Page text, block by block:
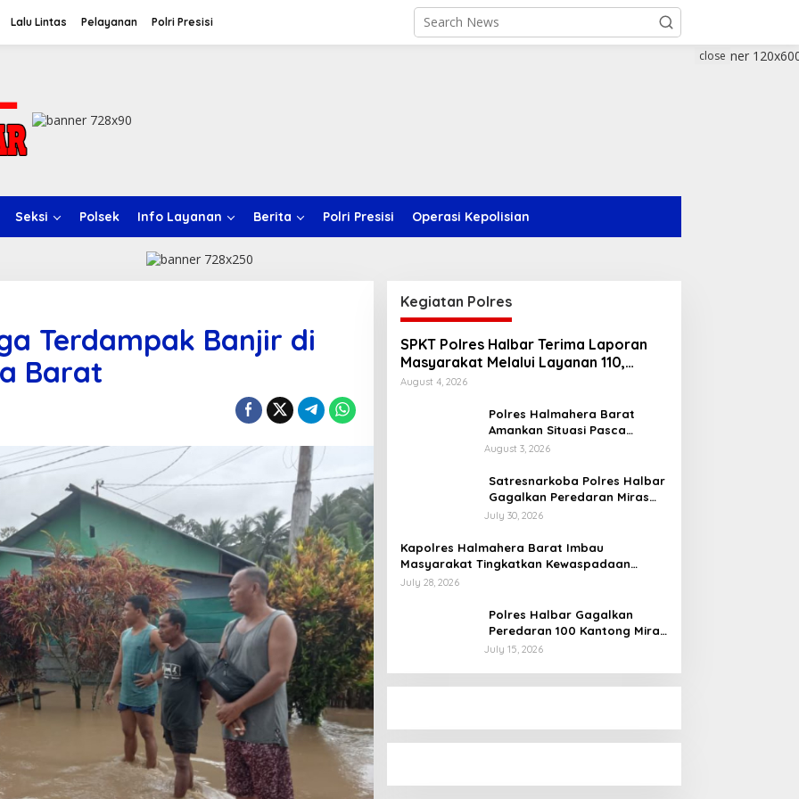
Lalu Lintas Pelayanan Polri Presisi
Seksi Polsek Info Layanan Berita Polri Presisi Operasi Kepolisian
close
Terdampak Banjir di
Barat
Kegiatan Polres
SPKT Polres Halbar Terima Laporan
Masyarakat Melalui Layanan 110,
Wujud Pelayanan Presisi 24 Jam
August 4, 2026
Polres Halmahera Barat
Amankan Situasi Pasca
Tarkam Di Tiga Desa, Mediasi
August 3, 2026
Satresnarkoba Polres Halbar
Gagalkan Peredaran Miras
Cap Tikus, Sita Ratusan
July 30, 2026
Kapolres Halmahera Barat Imbau
Masyarakat Tingkatkan Kewaspadaan
Cegah Kebakaran
July 28, 2026
Polres Halbar Gagalkan
Peredaran 100 Kantong Miras
Cap Tikus, Diamankan dari
July 15, 2026